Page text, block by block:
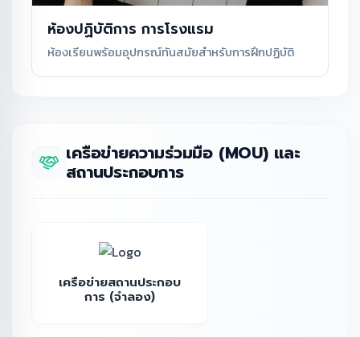
ห้องปฏิบัติการ การโรงแรม
ห้องเรียนพร้อมอุปกรณ์ทันสมัยสำหรับการฝึกปฏิบัติ
เครือข่ายความร่วมมือ (MOU) และ
สถานประกอบการ
เครือข่ายสถานประกอบ
การ (จำลอง)